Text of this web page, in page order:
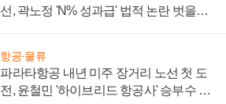
선, 곽노정 'N% 성과급' 법적 논란 벗을지
항공·물류
파라타항공 내년 미주 장거리 노선 첫 도
전, 윤철민 '하이브리드 항공사' 승부수 통